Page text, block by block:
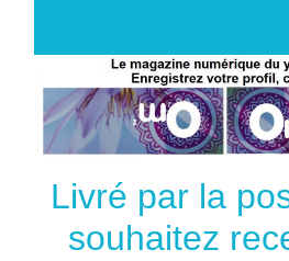
Livré par la
souhaitez